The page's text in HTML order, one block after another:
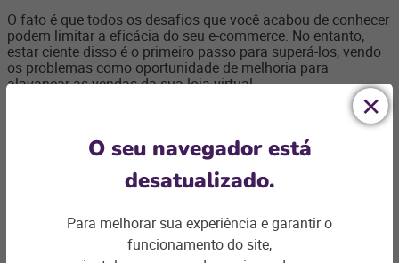
O fato é que todos os desafios que você acabou de conhecer
podem limitar a eficácia do seu e-commerce. No entanto,
estar ciente disso é o primeiro passo para superá-los, vendo
os problemas como oportunidade de melhoria para
alavancar as vendas da sua loja virtual.
E para crescer ainda mais, conte com as soluções em e-
commerce da Linx. Certamente, temos muito a oferecer para
O seu navegador está
desatualizado.
Para melhorar sua experiência e garantir o
funcionamento do site,